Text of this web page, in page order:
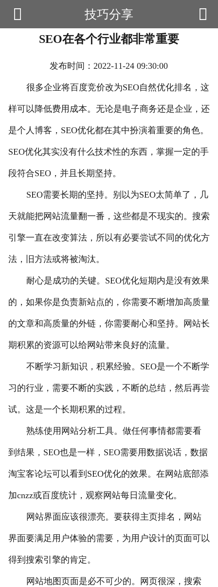
云产品
数据云查询
数据云监控
应用场景
优帮资讯
 技巧分享 
SEO在各个行业都非常重要
发布时间：2022-11-24 09:30:00
很多企业将百度竞价改为SEO自然优化排名，这
样可以降低费用成本。无论是电子商务还是企业，还
是个人博客，SEO优化都在其中扮演着重要的角色。
SEO优化其实没有什么技术性的东西，掌握一定的手
段符合SEO，并且长期坚持。
SEO需要长期的坚持。别以为SEO太简单了，几
天就能把网站流量翻一番，这些都是不现实的。搜索
引擎一直在改变算法，所以有必要尝试不同的优化方
法，旧方法或将被淘汰。
耐心是成功的关键。SEO优化短期内是没有效果
的，如果你是负责新站点的，你需要不断增加高质量
的文章和高质量的外链，你需要耐心和坚持。网站长
期积累的资源可以给网站带来良好的流量。
不断学习新知识，积累经验。SEO是一个不断学
习的行业，需要不断的实践，不断的总结，然后再尝
试。这是一个长期积累的过程。
熟练使用网站分析工具。做任何事情都需要看
到结果，SEO也是一样，SEO需要用数据说话，数据
淘宝客论坛可以看到SEO优化的效果。在网站底部添
加cnzz或百度统计，观察网站每日流量变化。
网站界面应该很漂亮。要获得主页排名，网站
界面要满足用户体验的需要，为用户设计的页面可以
得到搜索引擎的肯定。
网站地图页面是必不可少的。网页很深，搜索